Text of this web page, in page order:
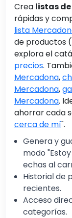
Crea listas
rápidas y
lista
de productos
explora el
precios.
Mercadona,
Mercadona,
Mercadona.
ahorrar cada
cerca de mí".
Genera y
modo
echas al
Historial de
recientes.
Acceso
categorías.